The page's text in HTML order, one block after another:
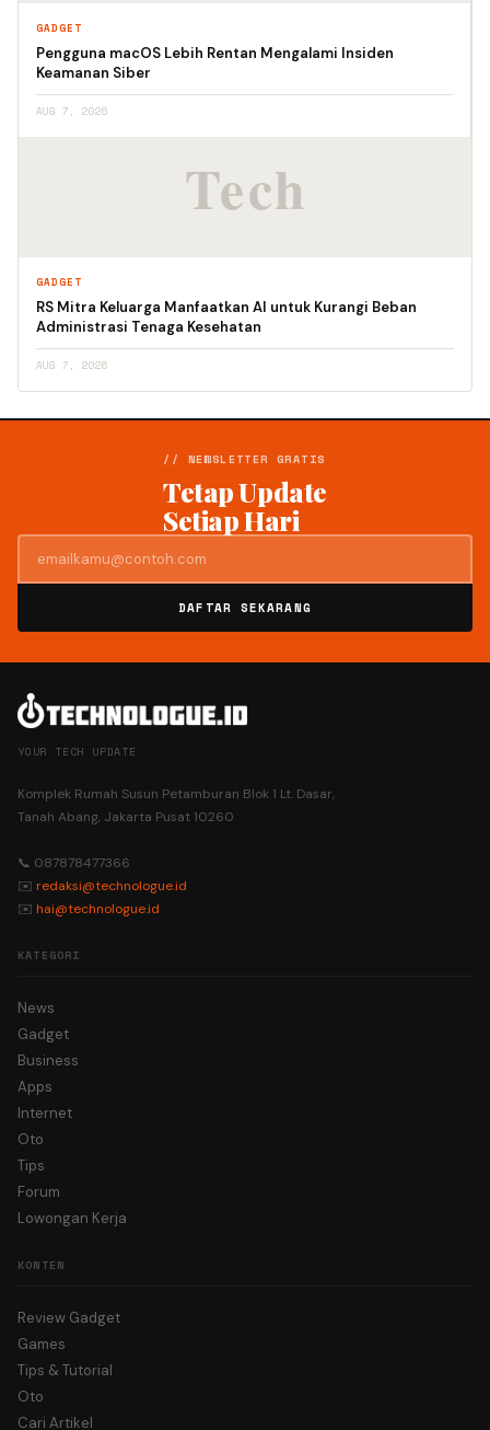
GADGET
Pengguna macOS Lebih Rentan Mengalami Insiden
Keamanan Siber
AUG 7, 2026
GADGET
RS Mitra Keluarga Manfaatkan AI untuk Kurangi Beban
Administrasi Tenaga Kesehatan
AUG 7, 2026
// NEWSLETTER GRATIS
Tetap Update
Setiap Hari
DAFTAR SEKARANG
YOUR TECH UPDATE
Komplek Rumah Susun Petamburan Blok 1 Lt. Dasar,
Tanah Abang, Jakarta Pusat 10260
📞 087878477366
✉️ redaksi@technologue.id
✉️ hai@technologue.id
KATEGORI
News
Gadget
Business
Apps
Internet
Oto
Tips
Forum
Lowongan Kerja
KONTEN
Review Gadget
Games
Tips & Tutorial
Oto
Cari Artikel